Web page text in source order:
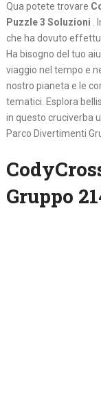
Qua potete trovare
Puzzle 3 Soluzioni .
che ha dovuto
Ha bisogno del tuo
viaggio nel tempo e
nostro pianeta e le
tematici. Esplora
in questo cruciverba
Parco Divertimenti
Gruppo